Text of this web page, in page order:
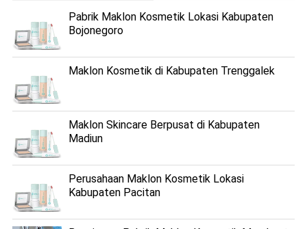
Pabrik Maklon Kosmetik Lokasi Kabupaten
Bojonegoro
Maklon Kosmetik di Kabupaten Trenggalek
Maklon Skincare Berpusat di Kabupaten
Madiun
Perusahaan Maklon Kosmetik Lokasi
Kabupaten Pacitan